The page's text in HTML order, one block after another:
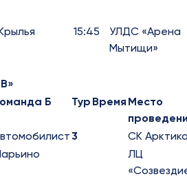
15:45
УЛДС «Арена
Мытищи»
Б Тур Время Место
3
СК
ЛЦ